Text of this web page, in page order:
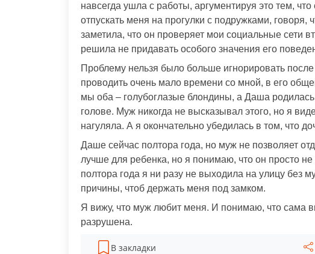
навсегда ушла с работы, аргументируя это тем,
отпускать меня на прогулки с подружками,
заметила, что он проверяет мои социальные сети
решила не придавать особого значения его
Проблему нельзя было больше игнорировать
проводить очень мало времени со мной, в его
мы оба – голубоглазые блондины, а Даша
голове. Муж никогда не высказывал этого, но я
нагуляла. А я окончательно убедилась в том, что
Даше сейчас полтора года, но муж не позволяет
лучше для ребенка, но я понимаю, что он просто не
полтора года я ни разу не выходила на улицу без
причины, чтоб держать меня под замком.
Я вижу, что муж любит меня. И понимаю, что сама
разрушена.
В закладки